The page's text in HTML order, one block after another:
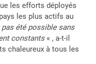
les efforts déployés
les plus actifs au
pas été possible sans
constants « , a-t-il
chaleureux à tous les